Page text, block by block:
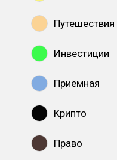
Путешествия
Инвестиции
Приёмная
Крипто
Право